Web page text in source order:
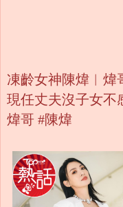
凍齡女神陳煒︱
現任丈夫沒子女不
煒哥 #陳煒